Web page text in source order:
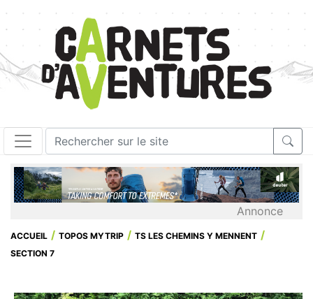
Annonce
ACCUEIL TOPOS MYTRIP
TS LES CHEMINS Y MENNENT
SECTION 7